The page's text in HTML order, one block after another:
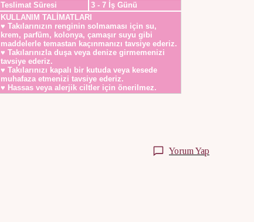
Teslimat Süresi
3 - 7 İş Günü
KULLANIM TALİMATLARI
♥ Takılarınızın renginin solmaması için su,
krem, parfüm, kolonya, çamaşır suyu gibi
maddelerle temastan kaçınmanızı tavsiye ederiz.
♥ Takılarınızla duşa veya denize girmemenizi
tavsiye ederiz.
♥ Takılarınızı kapalı bir kutuda veya kesede
muhafaza etmenizi tavsiye ederiz.
♥ Hassas veya alerjik ciltler için önerilmez.
Yorum Yap